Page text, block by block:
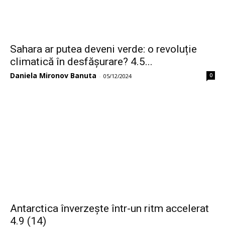
Sahara ar putea deveni verde: o revoluție
climatică în desfășurare? 4.5...
Daniela Mironov Banuta - 05/12/2024 0
Antarctica înverzește într-un ritm accelerat
4.9 (14)